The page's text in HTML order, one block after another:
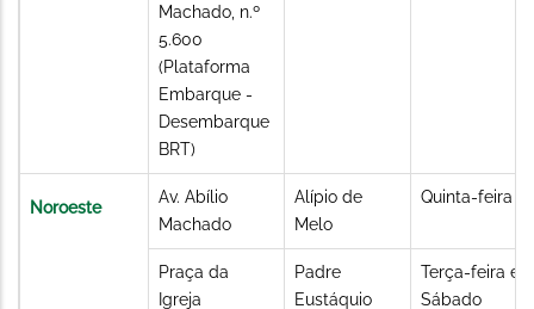
Machado, n.º
5.600
(Plataforma
Embarque -
Desembarque
BRT)
Noroeste
Av. Abílio
Machado
Alípio de
Melo
Quinta-feira
Praça da
Igreja
Padre
Eustáquio
Terça-feira e
Sábado